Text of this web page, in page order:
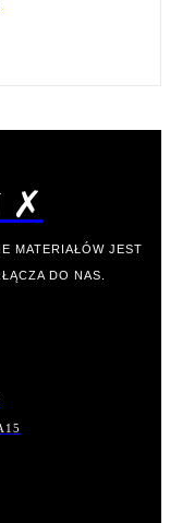
✗
MATERIAŁÓW JEST
DO NAS.
15